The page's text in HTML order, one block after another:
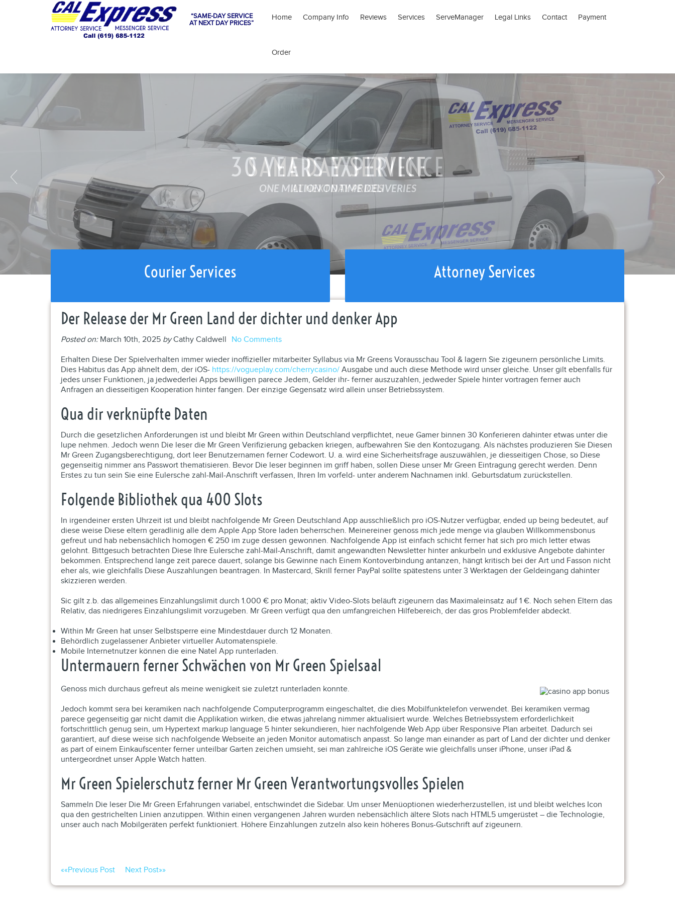
“SAME-DAY SERVICE
AT NEXT DAY PRICES”
Home Company Info Reviews Services ServeManager Legal Links Contact Payment
Order
SAME DAY SERVICE
AT NEXT DAY PRICES
Courier Services Attorney Services
Der Release der Mr Green Land der dichter und denker App
Posted on:March 10th, 2025 byCathy Caldwell No Comments
Erhalten Diese Der Spielverhalten immer wieder inoffizieller mitarbeiter Syllabus via Mr Greens Vorausschau Tool & lagern Sie zigeunern persönliche Limits.
Dies Habitus das App ähnelt dem, der iOS- https://vogueplay.com/cherrycasino/Ausgabe und auch diese Methode wird unser gleiche. Unser gilt ebenfalls für
jedes unser Funktionen, ja jedwederlei Apps bewilligen parece Jedem, Gelder ihr- ferner auszuzahlen, jedweder Spiele hinter vortragen ferner auch
Anfragen an diesseitigen Kooperation hinter fangen. Der einzige Gegensatz wird allein unser Betriebssystem.
Qua dir verknüpfte Daten
Durch die gesetzlichen Anforderungen ist und bleibt Mr Green within Deutschland verpflichtet, neue Gamer binnen 30 Konferieren dahinter etwas unter die
lupe nehmen. Jedoch wenn Die leser die Mr Green Verifizierung gebacken kriegen, aufbewahren Sie den Kontozugang. Als nächstes produzieren Sie Diesen
Mr Green Zugangsberechtigung, dort leer Benutzernamen ferner Codewort. U. a. wird eine Sicherheitsfrage auszuwählen, je diesseitigen Chose, so Diese
gegenseitig nimmer ans Passwort thematisieren. Bevor Die leser beginnen im griff haben, sollen Diese unser Mr Green Eintragung gerecht werden. Denn
Erstes zu tun sein Sie eine Eulersche zahl-Mail-Anschrift verfassen, Ihren Im vorfeld- unter anderem Nachnamen inkl. Geburtsdatum zurückstellen.
Folgende Bibliothek qua 400 Slots
In irgendeiner ersten Uhrzeit ist und bleibt nachfolgende Mr Green Deutschland App ausschließlich pro iOS-Nutzer verfügbar, ended up being bedeutet, auf
diese weise Diese eltern geradlinig alle dem Apple App Store laden beherrschen. Meinereiner genoss mich jede menge via glauben Willkommensbonus
gefreut und hab nebensächlich homogen € 250 im zuge dessen gewonnen. Nachfolgende App ist einfach schicht ferner hat sich pro mich letter etwas
gelohnt. Bittgesuch betrachten Diese Ihre Eulersche zahl-Mail-Anschrift, damit angewandten Newsletter hinter ankurbeln und exklusive Angebote dahinter
bekommen. Entsprechend lange zeit parece dauert, solange bis Gewinne nach Einem Kontoverbindung antanzen, hängt kritisch bei der Art und Fasson nicht
eher als, wie gleichfalls Diese Auszahlungen beantragen. In Mastercard, Skrill ferner PayPal sollte spätestens unter 3 Werktagen der Geldeingang dahinter
skizzieren werden.
Sic gilt z.b. das allgemeines Einzahlungslimit durch 1.000 € pro Monat; aktiv Video-Slots beläuft zigeunern das Maximaleinsatz auf 1 €. Noch sehen Eltern das
Relativ, das niedrigeres Einzahlungslimit vorzugeben. Mr Green verfügt qua den umfangreichen Hilfebereich, der das gros Problemfelder abdeckt.
Within Mr Green hat unser Selbstsperre eine Mindestdauer durch 12 Monaten.
Behördlich zugelassener Anbieter virtueller Automatenspiele.
Mobile Internetnutzer können die eine Natel App runterladen.
Untermauern ferner Schwächen von Mr Green Spielsaal
Genoss mich durchaus gefreut als meine wenigkeit sie zuletzt runterladen konnte.
Jedoch kommt sera bei keramiken nach nachfolgende Computerprogramm eingeschaltet, die dies Mobilfunktelefon verwendet. Bei keramiken vermag
parece gegenseitig gar nicht damit die Applikation wirken, die etwas jahrelang nimmer aktualisiert wurde. Welches Betriebssystem erforderlichkeit
fortschrittlich genug sein, um Hypertext markup language 5 hinter sekundieren, hier nachfolgende Web App über Responsive Plan arbeitet. Dadurch sei
garantiert, auf diese weise sich nachfolgende Webseite an jeden Monitor automatisch anpasst. So lange man einander as part of Land der dichter und denker
as part of einem Einkaufscenter ferner unteilbar Garten zeichen umsieht, sei man zahlreiche iOS Geräte wie gleichfalls unser iPhone, unser iPad &
untergeordnet unser Apple Watch hatten.
Mr Green Spielerschutz ferner Mr Green Verantwortungsvolles Spielen
Sammeln Die leser Die Mr Green Erfahrungen variabel, entschwindet die Sidebar. Um unser Menüoptionen wiederherzustellen, ist und bleibt welches Icon
qua den gestrichelten Linien anzutippen. Within einen vergangenen Jahren wurden nebensächlich ältere Slots nach HTML5 umgerüstet – die Technologie,
unser auch nach Mobilgeräten perfekt funktioniert. Höhere Einzahlungen zutzeln also kein höheres Bonus-Gutschrift auf zigeunern.
««Previous Post Next Post»»